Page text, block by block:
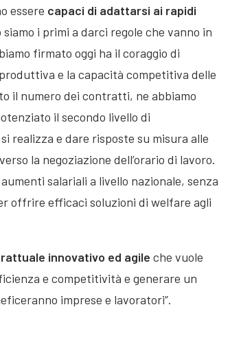
essere capaci di adattarsi ai rapidi
i primi a darci regole che vanno in
firmato oggi ha il coraggio di
e la capacità competitiva delle
il numero dei contratti, ne abbiamo
il secondo livello di
realizza e dare risposte su misura alle
la negoziazione dell’orario di lavoro.
salariali a livello nazionale, senza
offrire efficaci soluzioni di welfare agli
innovativo ed agile che vuole
e competitività e generare un
imprese e lavoratori”.